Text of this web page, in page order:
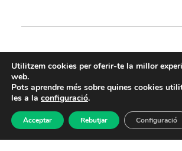
Termes de servei
Avis legal
Política de privacitat
Política de qualitat
Utilitzem cookies per oferir-te la millor
web.
Pots aprendre més sobre quines cookies
les a la configuració.
Acceptar Rebutjar Configuració